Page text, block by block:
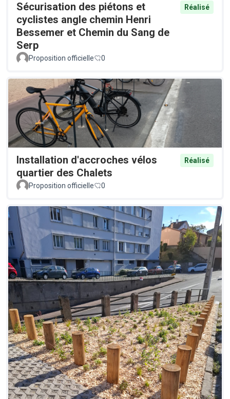
Sécurisation des piétons et
cyclistes angle chemin Henri
Bessemer et Chemin du Sang de
Serp
Réalisé
Proposition officielle 0
Installation d'accroches vélos
quartier des Chalets
Réalisé
Proposition officielle 0